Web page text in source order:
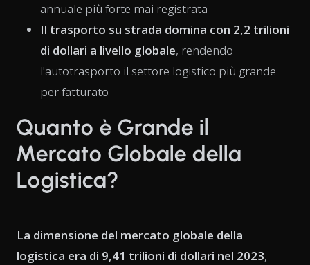
annuale più forte mai registrata
Il trasporto su strada domina con 2,2 trilioni
di dollari a livello globale, rendendo
l'autotrasporto il settore logistico più grande
per fatturato
Quanto è Grande il
Mercato Globale della
Logistica?
La dimensione del mercato globale della
logistica era di 9,41 trilioni di dollari nel 2023,